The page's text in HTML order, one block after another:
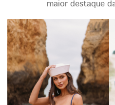
maior destaque